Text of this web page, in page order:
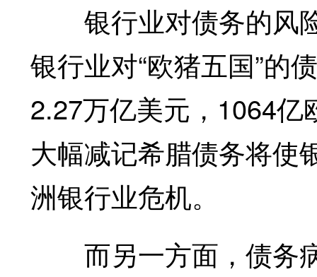
银行业对债务的风
银行业对“欧猪五国”的
2.27万亿美元，1064亿
大幅减记希腊债务将使
洲银行业危机。
而另一方面，债务